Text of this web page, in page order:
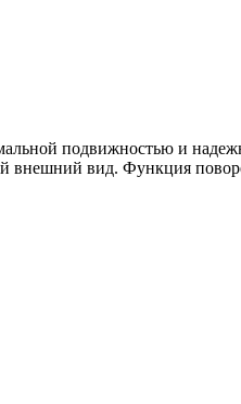
подвижностью и
внешний вид. Функция